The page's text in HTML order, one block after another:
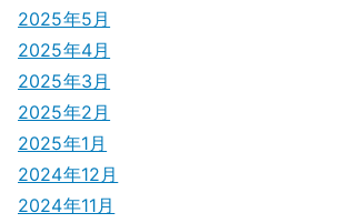
2025年5月
2025年4月
2025年3月
2025年2月
2025年1月
2024年12月
2024年11月